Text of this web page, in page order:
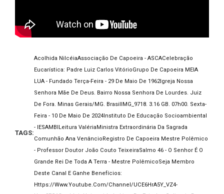
TAGS:
Acolhida NilcéiaAssociação De Capoeira - ASCACelebração
Eucarística: Padre Luiz Carlos VitórioGrupo De Capoeira MEIA
LUA - Fundado Terça-Feira - 29 De Maio De 1962Igreja Nossa
Senhora Mãe De Deus. Bairro Nossa Senhora De Lourdes. Juiz
De Fora. Minas Gerais/MG. Brasil
IMG_9718. 3.16 GB. 07h00. Sexta-
Feira - 10 De Maio De 2024 Instituto De Educação Socioambiental
- IESAMBI Leitura Valéria Ministra Extraordinária Da Sagrada
Comunhão Ana Venâncio Registro De Capoeira Mestre Polêmico
- Professor Doutor João Couto TeixeiraSalmo 46 - O Senhor É O
Grande Rei De Toda A Terra - Mestre PolêmicoSeja Membro
Deste Canal E Ganhe Benefícios:
Https://www.youtube.com/channel/UCE6HrA5Y_VZ4-